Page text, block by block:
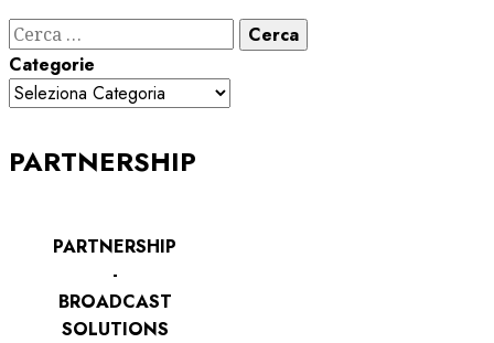
Ricerca
per:
Categorie
PARTNERSHIP
PARTNERSHIP
-
BROADCAST
SOLUTIONS